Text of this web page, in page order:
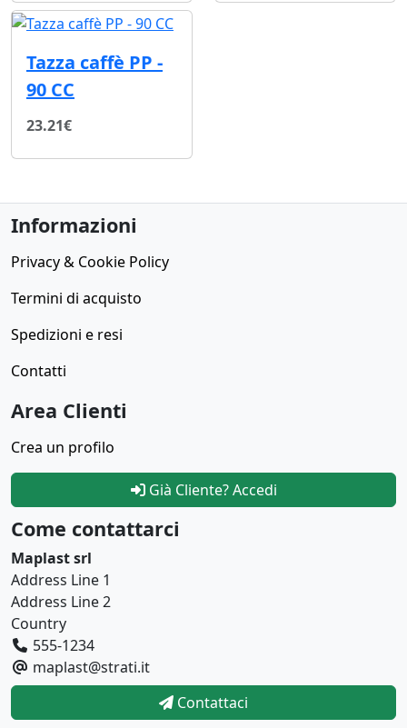
Tazza caffè PP -
90 CC
23.21€
Informazioni
Privacy & Cookie Policy
Termini di acquisto
Spedizioni e resi
Contatti
Area Clienti
Crea un profilo
Già Cliente? Accedi
Come contattarci
Maplast srl
Address Line 1
Address Line 2
Country
555-1234
maplast@strati.it
Contattaci